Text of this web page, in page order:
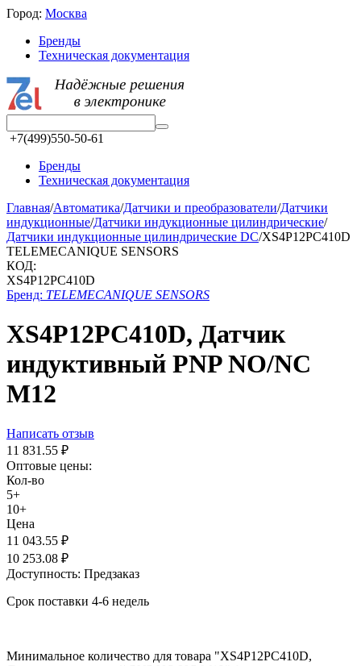
Город: Москва
Бренды
Техническая документация
+7(499)550-50-61
Бренды
Техническая документация
Главная/Автоматика/Датчики и преобразователи/Датчики
индукционные/Датчики индукционные цилиндрические/
Датчики индукционные цилиндрические DC/XS4P12PC410D
TELEMECANIQUE SENSORS
КОД:
XS4P12PC410D
Бренд: TELEMECANIQUE SENSORS
XS4P12PC410D, Датчик
индуктивный PNP NO/NC
M12
Написать отзыв
11 831.55 ₽
Оптовые цены:
Кол-во
5+
10+
Цена
11 043.55 ₽
10 253.08 ₽
Доступность: Предзаказ
Срок поставки 4-6 недель
Минимальное количество для товара "XS4P12PC410D,